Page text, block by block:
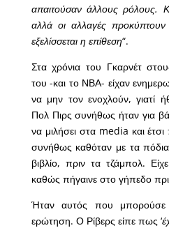
απαιτούσαν άλλους ρόλους.
αλλά οι αλλαγές
εξελίσσεται η επίθεση“.
Στα χρόνια του Γκαρνέτ
του -και το ΝΒΑ- είχαν
να μην τον ενοχλούν, γιατί
Πολ Πιρς συνήθως ήταν για
να μιλήσει στα media και
συνήθως καθόταν με τα
βιβλίο, πριν τα τζάμπολ.
καθώς πήγαινε στο γήπεδο
Ήταν αυτός που
ερώτηση. Ο Ρίβερς είπε πως ‘